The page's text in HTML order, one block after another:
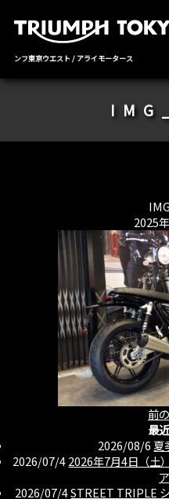
ンフ東京ウエスト / アライモータース
2025
前
最
2026/08/6 夏
2026/07/42026年7月4日（土
2026/07/4STREET TRIPLE